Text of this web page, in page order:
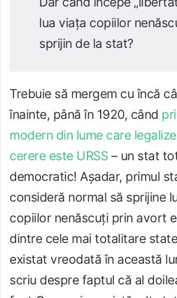
lua viața copiilor
sprijin de la stat?
Trebuie să mergem cu încă
înainte, până în 1920, când
modern din lume care
cerere este URSS – un stat
democratic! Așadar, primul
consideră normal să sprijine
copiilor nenăscuți prin avort
dintre cele mai totalitare
existat vreodată în această
scriu despre faptul că al